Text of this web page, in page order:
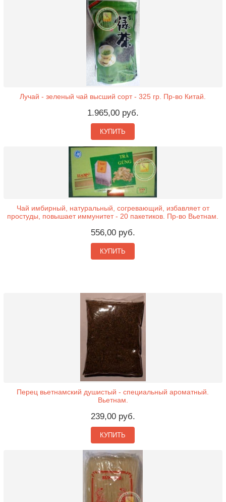
Лучай - зеленый чай высший сорт - 325 гр. Пр-во Китай.
1.965,00 руб.
КУПИТЬ
Чай имбирный, натуральный, согревающий, избавляет от
простуды, повышает иммунитет - 20 пакетиков. Пр-во Вьетнам.
556,00 руб.
КУПИТЬ
Перец вьетнамский душистый - специальный ароматный.
Вьетнам.
239,00 руб.
КУПИТЬ